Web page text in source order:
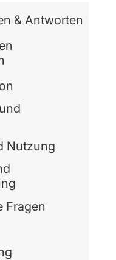
& Antworten
Nutzung
Fragen